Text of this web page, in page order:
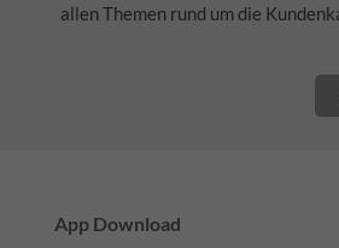
allen Themen rund um die
App Download